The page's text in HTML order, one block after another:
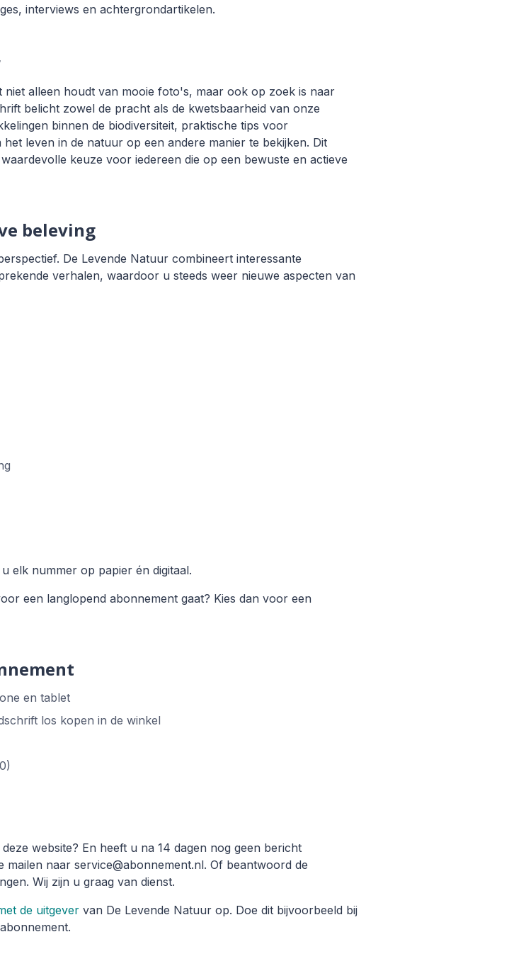
interviews en achtergrondartikelen.
alleen houdt van mooie foto's, maar ook op zoek is naar
belicht zowel de pracht als de kwetsbaarheid van onze
binnen de biodiversiteit, praktische tips voor
leven in de natuur op een andere manier te bekijken. Dit
keuze voor iedereen die op een bewuste en actieve
beleving
De Levende Natuur combineert interessante
verhalen, waardoor u steeds weer nieuwe aspecten van
elk nummer op papier én digitaal.
een langlopend abonnement gaat? Kies dan voor een
en tablet
los kopen in de winkel
website? En heeft u na 14 dagen nog geen bericht
naar service@abonnement.nl. Of beantwoord de
Wij zijn u graag van dienst.
de uitgever van De Levende Natuur op. Doe dit bijvoorbeeld bij